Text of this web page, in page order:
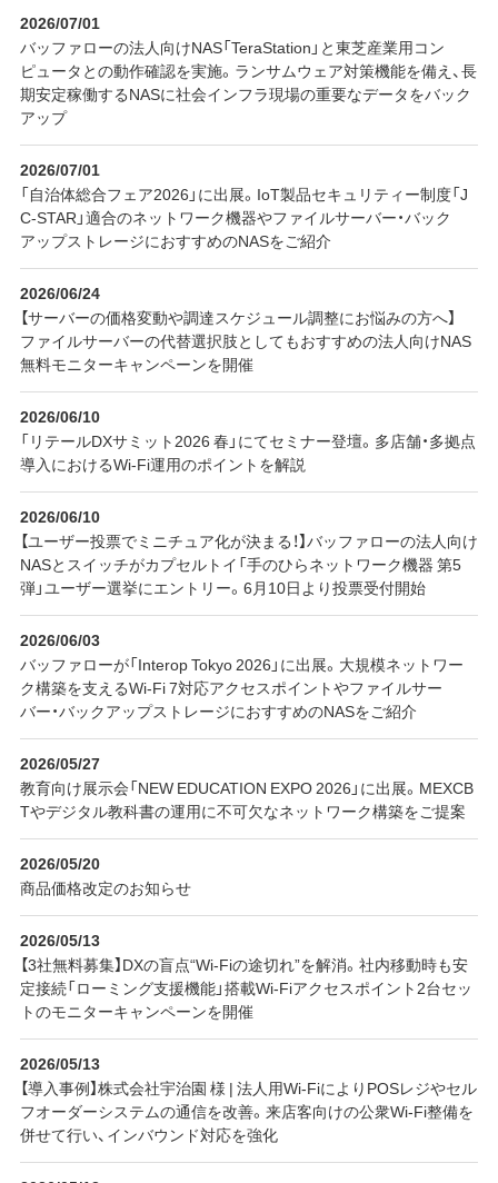
2026/07/01
バッファローの法人向けNAS「TeraStation」と東芝産業用コン
ピュータとの動作確認を実施。ランサムウェア対策機能を備え、長
期安定稼働するNASに社会インフラ現場の重要なデータをバック
アップ
2026/07/01
「自治体総合フェア2026」に出展。IoT製品セキュリティー制度「J
C-STAR」適合のネットワーク機器やファイルサーバー・バック
アップストレージにおすすめのNASをご紹介
2026/06/24
【サーバーの価格変動や調達スケジュール調整にお悩みの方へ】
ファイルサーバーの代替選択肢としてもおすすめの法人向けNAS
無料モニターキャンペーンを開催
2026/06/10
「リテールDXサミット2026 春」にてセミナー登壇。多店舗・多拠点
導入におけるWi-Fi運用のポイントを解説
2026/06/10
【ユーザー投票でミニチュア化が決まる！】バッファローの法人向け
NASとスイッチがカプセルトイ「手のひらネットワーク機器 第5
弾」ユーザー選挙にエントリー。6月10日より投票受付開始
2026/06/03
バッファローが「Interop Tokyo 2026」に出展。大規模ネットワー
ク構築を支えるWi-Fi 7対応アクセスポイントやファイルサー
バー・バックアップストレージにおすすめのNASをご紹介
2026/05/27
教育向け展示会「NEW EDUCATION EXPO 2026」に出展。MEXCB
Tやデジタル教科書の運用に不可欠なネットワーク構築をご提案
2026/05/20
商品価格改定のお知らせ
2026/05/13
【3社無料募集】DXの盲点“Wi-Fiの途切れ”を解消。社内移動時も安
定接続「ローミング支援機能」搭載Wi-Fiアクセスポイント2台セッ
トのモニターキャンペーンを開催
2026/05/13
【導入事例】株式会社宇治園 様 | 法人用Wi-FiによりPOSレジやセル
フオーダーシステムの通信を改善。来店客向けの公衆Wi-Fi整備を
併せて行い、インバウンド対応を強化